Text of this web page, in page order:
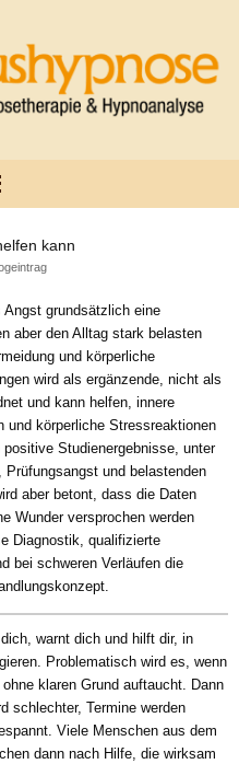
kann
Angst grundsätzlich eine
aber den Alltag stark belasten
und körperliche
wird als ergänzende, nicht als
und kann helfen, innere
und körperliche Stressreaktionen
Studienergebnisse, unter
und belastenden
aber betont, dass die Daten
Wunder versprochen werden
Diagnostik, qualifizierte
bei schweren Verläufen die
warnt dich und hilft dir, in
Problematisch wird es, wenn
klaren Grund auftaucht. Dann
schlechter, Termine werden
Viele Menschen aus dem
dann nach Hilfe, die wirksam